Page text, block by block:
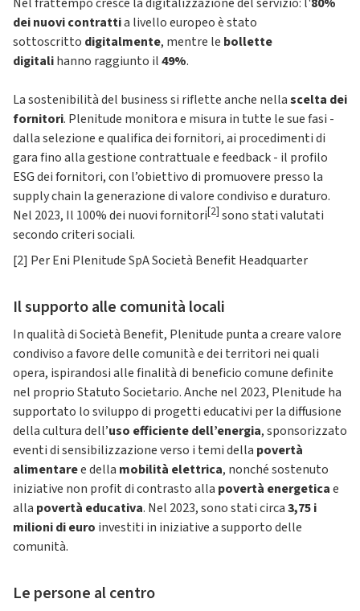
dei nuovi contrattia livello europeo è stato
sottoscritto digitalmente, mentre le bollette
digitalihanno raggiunto il49%.
La sostenibilità del business si riflette anche nellascelta dei
fornitori. Plenitude monitora e misura in tutte le sue fasi -
dalla selezione e qualifica dei fornitori, ai procedimenti di
gara fino alla gestione contrattuale e feedback - il profilo
ESG dei fornitori, con l’obiettivo di promuovere presso la
supply chain la generazione di valore condiviso e duraturo.
Nel 2023, Il 100% dei nuovi fornitori[2] sono stati valutati
secondo criteri sociali.
[2] Per Eni Plenitude SpA Società Benefit Headquarter
Il supporto alle comunità locali
In qualità di Società Benefit, Plenitude punta a creare valore
condiviso a favore delle comunità e dei territori nei quali
opera, ispirandosi alle finalità di beneficio comune definite
nel proprio Statuto Societario. Anche nel 2023, Plenitude ha
supportato lo sviluppo di progetti educativi per la diffusione
della cultura dell’uso efficiente dell’energia, sponsorizzato
eventi di sensibilizzazione verso i temi della povertà
alimentaree della mobilità elettrica, nonché sostenuto
iniziative non profit di contrasto alla povertà energeticae
alla povertà educativa. Nel 2023, sono stati circa3,75 i
milioni di euro investiti in iniziative a supporto delle
comunità.
Le persone al centro